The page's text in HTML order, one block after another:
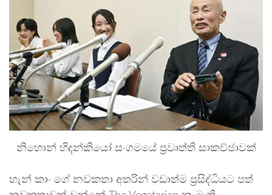
නිහොන් හිදන්කියෝ සංගමයේ ප්‍රවෘත්ති සාකච්ඡාවක්
හැන් කාං ගේ නවකතා අතරින් වඩාත්ම ප්‍රසිද්ධියට පත්